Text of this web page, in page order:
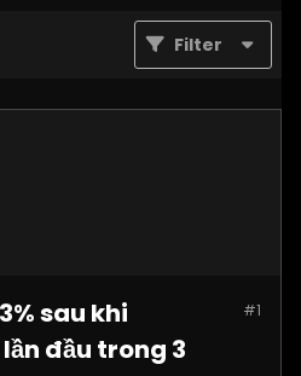
Filter
#1
sau khi
đầu trong 3